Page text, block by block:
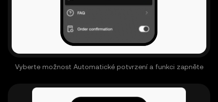
Vyberte možnost Automatické potvrzení a funkci zapněte